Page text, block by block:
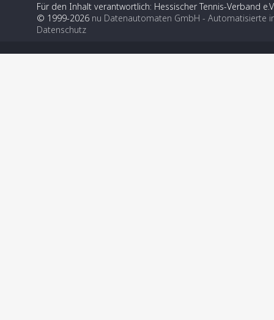
Für den Inhalt verantwortlich: Hessischer Tennis-Verband
© 1999-2026 nu Datenautomaten GmbH - Automatisierte
Datenschutz